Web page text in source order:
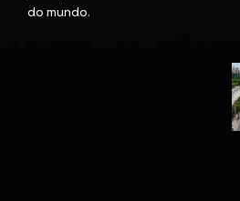
do mundo.